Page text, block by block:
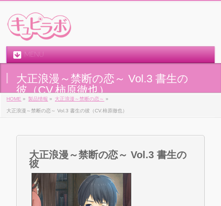
MENU
大正浪漫～禁断の恋～ Vol.3 書生の
彼（CV.柿原徹也）
HOME » 製品情報 » 大正浪漫～禁断の恋～ »
大正浪漫～禁断の恋～ Vol.3 書生の彼（CV.柿原徹也）
大正浪漫～禁断の恋～ Vol.3 書生の
彼